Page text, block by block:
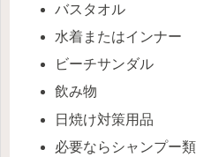
バスタオル
水着またはインナー
ビーチサンダル
飲み物
日焼け対策用品
必要ならシャンプー類